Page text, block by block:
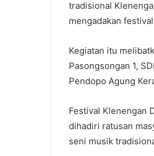
tradisional
mengadakan
Kegiatan itu
Pasongsongan 1,
Pendopo Agung
Festival Klenengan
dihadiri ratusan
seni musik